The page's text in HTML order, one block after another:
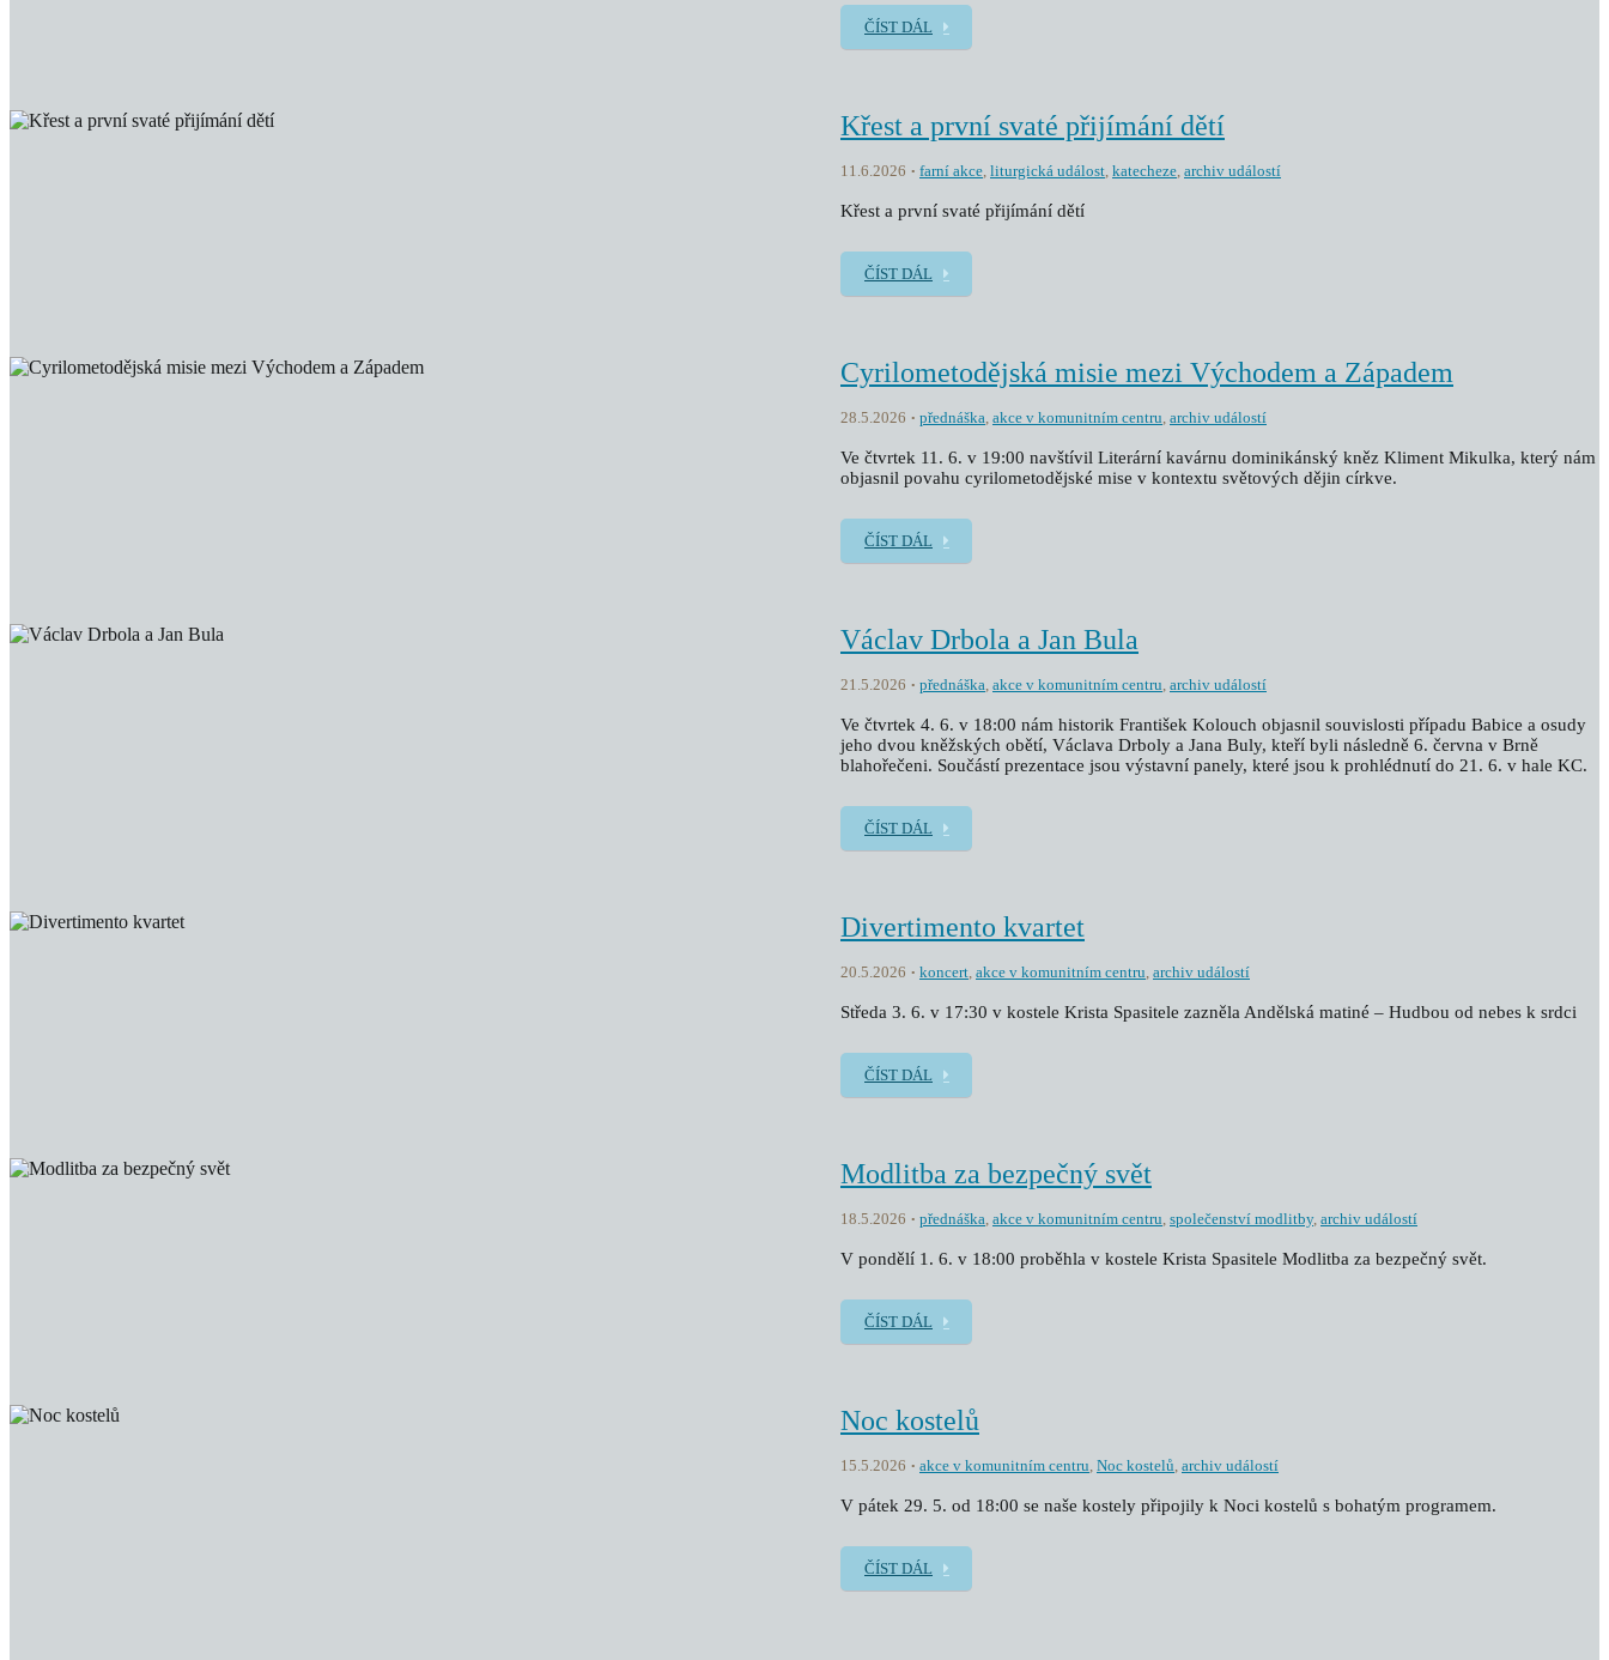
ČÍST DÁL
Křest a první svaté přijímání dětí
11.6.2026 farní akce, liturgická událost, katecheze, archiv událostí
Křest a první svaté přijímání dětí
ČÍST DÁL
Cyrilometodějská misie mezi Východem a Západem
28.5.2026 přednáška, akce v komunitním centru, archiv událostí
Ve čtvrtek 11. 6. v 19:00 navštívil Literární kavárnu dominikánský kněz Kliment Mikulka, který nám
objasnil povahu cyrilometodějské mise v kontextu světových dějin církve.
ČÍST DÁL
Václav Drbola a Jan Bula
21.5.2026 přednáška, akce v komunitním centru, archiv událostí
Ve čtvrtek 4. 6. v 18:00 nám historik František Kolouch objasnil souvislosti případu Babice a osudy
jeho dvou kněžských obětí, Václava Drboly a Jana Buly, kteří byli následně 6. června v Brně
blahořečeni. Součástí prezentace jsou výstavní panely, které jsou k prohlédnutí do 21. 6. v hale KC.
ČÍST DÁL
Divertimento kvartet
20.5.2026 koncert, akce v komunitním centru, archiv událostí
Středa 3. 6. v 17:30 v kostele Krista Spasitele zazněla Andělská matiné – Hudbou od nebes k srdci
ČÍST DÁL
Modlitba za bezpečný svět
18.5.2026 přednáška, akce v komunitním centru, společenství modlitby, archiv událostí
V pondělí 1. 6. v 18:00 proběhla v kostele Krista Spasitele Modlitba za bezpečný svět.
ČÍST DÁL
Noc kostelů
15.5.2026 akce v komunitním centru, Noc kostelů, archiv událostí
V pátek 29. 5. od 18:00 se naše kostely připojily k Noci kostelů s bohatým programem.
ČÍST DÁL